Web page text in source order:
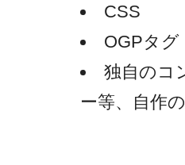
CSS
OGPタグ
独自のコ
ー等、自作